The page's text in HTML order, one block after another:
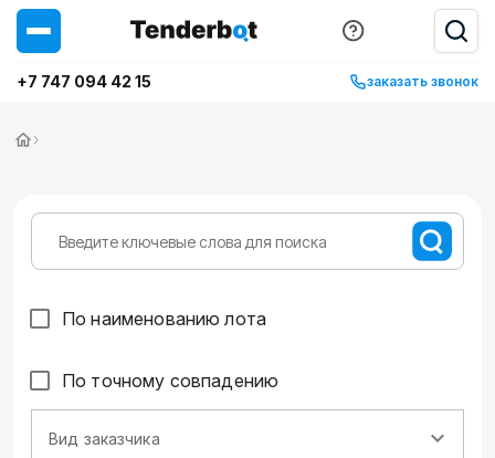
+7 747 094 42 15 заказать звонок
›
По наименованию лота
По точному совпадению
Вид заказчика